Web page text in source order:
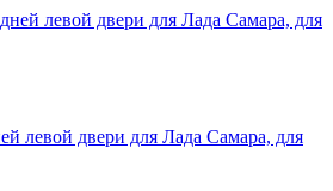
левой двери для Лада Самара, для